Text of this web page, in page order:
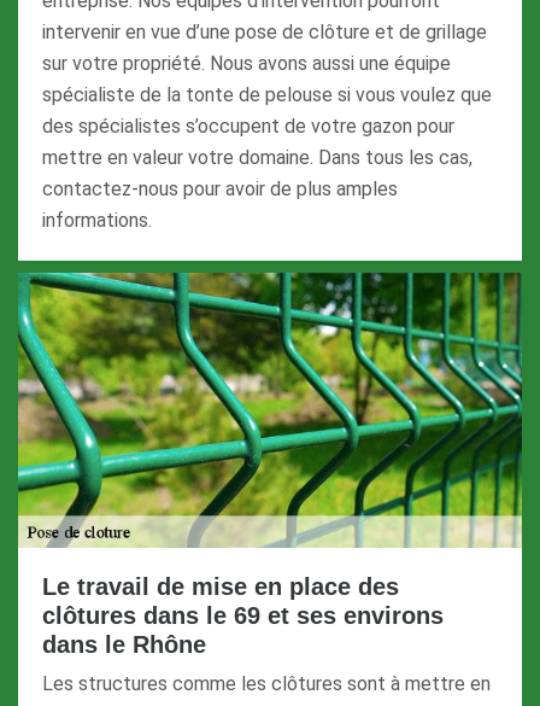
intervenir en vue d’une pose de clôture et de grillage
sur votre propriété. Nous avons aussi une équipe
spécialiste de la tonte de pelouse si vous voulez que
des spécialistes s’occupent de votre gazon pour
mettre en valeur votre domaine. Dans tous les cas,
contactez-nous pour avoir de plus amples
informations.
Le travail de mise en place des
clôtures dans le 69 et ses environs
dans le Rhône
Les structures comme les clôtures sont à mettre en